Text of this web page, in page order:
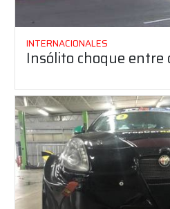
INTERNACIONALES
Insólito choque entre